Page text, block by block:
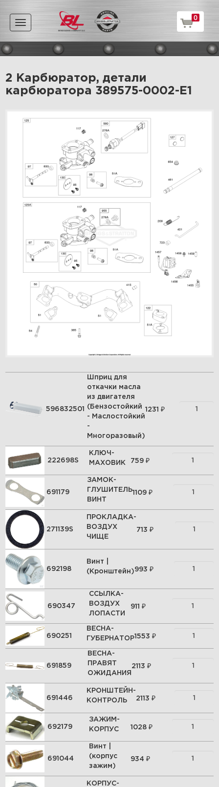
Toggle
navigation
0
2 Карбюратор, детали
карбюратора 389575-0002-E1
596832501
Шприц для
откачки масла
из двигателя
(Бензостойкий
- Маслостойкий
-
Многоразовый)
1231 ₽
222698S
КЛЮЧ-
МАХОВИК
759 ₽
691179
ЗАМОК-
ГЛУШИТЕЛЬ
ВИНТ
1109 ₽
271139S
ПРОКЛАДКА-
ВОЗДУХ
ЧИЩЕ
713 ₽
692198
Винт |
(Кронштейн)993 ₽
690347
ССЫЛКА-
ВОЗДУХ
ЛОПАСТИ
911 ₽
690251
ВЕСНА-
ГУБЕРНАТОР1553 ₽
691859
ВЕСНА-
ПРАВЯТ
ОЖИДАНИЯ
2113 ₽
691446
КРОНШТЕЙН-
КОНТРОЛЬ
2113 ₽
692179
ЗАЖИМ-
КОРПУС
1028 ₽
691044
Винт |
(корпус
зажим)
934 ₽
КОРПУС-